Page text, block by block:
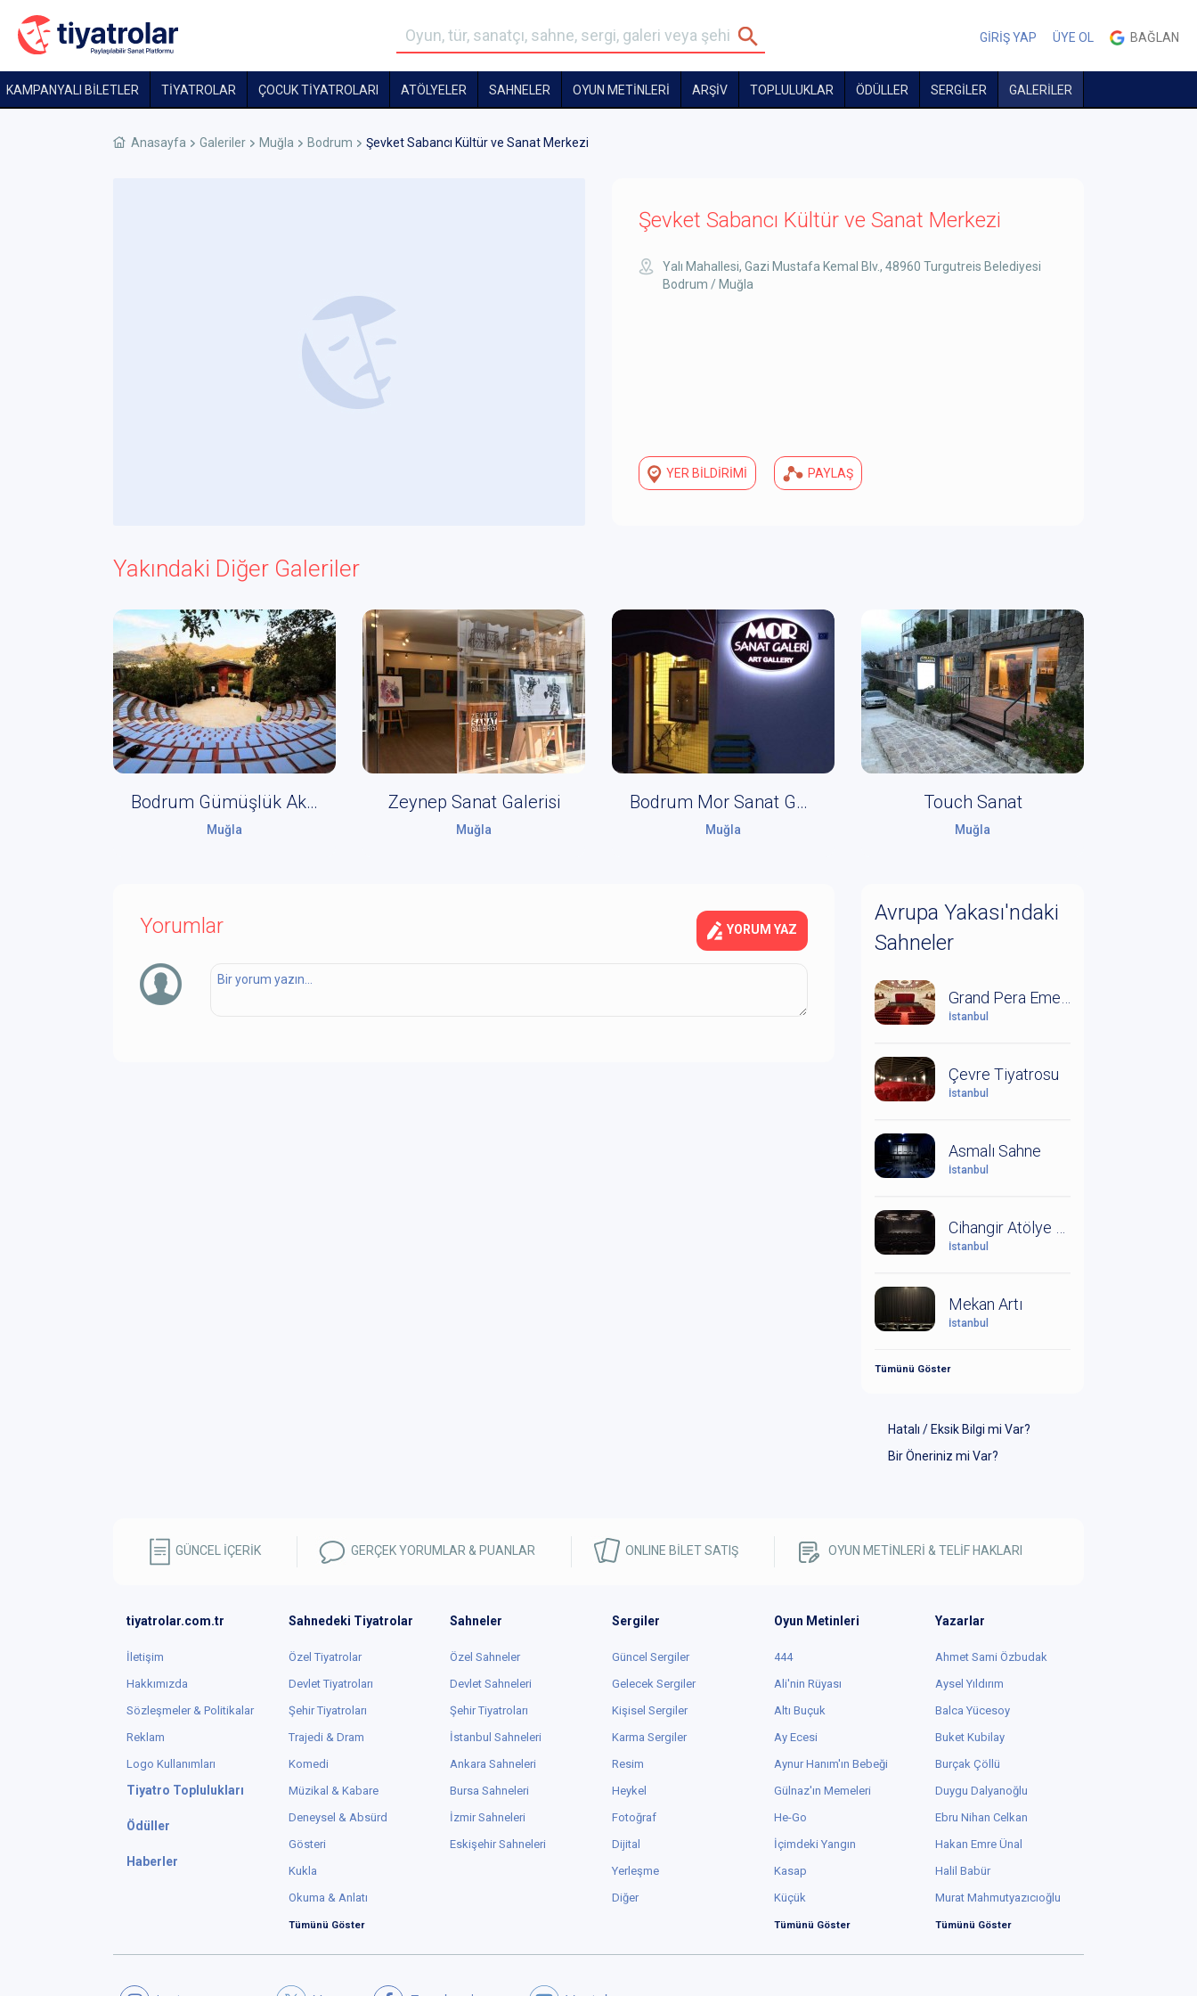
GİRİŞ YAP ÜYE OL BAĞLAN
KAMPANYALI BİLETLER TİYATROLAR ÇOCUK TIYATROLARI ATÖLYELER SAHNELER OYUN METİNLERİ ARŞİV TOPLULUKLAR ÖDÜLLER SERGİLER GALERİLER
Anasayfa Galeriler Muğla Bodrum Şevket Sabancı Kültür ve Sanat Merkezi
Şevket Sabancı Kültür ve Sanat Merkezi
Yalı Mahallesi, Gazi Mustafa Kemal Blv., 48960 Turgutreis Belediyesi
Bodrum / Muğla
YER BİLDİRİMİ PAYLAŞ
Yakındaki Diğer Galeriler
Bodrum Gümüşlük Akademisi
Muğla
Zeynep Sanat Galerisi
Muğla
Bodrum Mor Sanat Galerisi
Muğla
Touch Sanat
Muğla
Yorumlar YORUM YAZ
Avrupa Yakası'ndaki
Sahneler
İstanbul
Çevre Tiyatrosu
İstanbul
Asmalı Sahne
İstanbul
İstanbul
Mekan Artı
İstanbul
Tümünü Göster
Hatalı / Eksik Bilgi mi Var?
Bir Öneriniz mi Var?
GÜNCEL İÇERİK GERÇEK YORUMLAR & PUANLAR ONLINE BİLET SATIŞ OYUN METİNLERİ & TELİF HAKLARI
tiyatrolar.com.tr
İletişim
Hakkımızda
Sözleşmeler & Politikalar
Reklam
Logo Kullanımları
Tiyatro Toplulukları
Ödüller
Haberler
Sahnedeki Tiyatrolar
Özel Tiyatrolar
Devlet Tiyatroları
Şehir Tiyatroları
Trajedi & Dram
Komedi
Müzikal & Kabare
Deneysel & Absürd
Gösteri
Kukla
Okuma & Anlatı
Tümünü Göster
Sahneler
Özel Sahneler
Devlet Sahneleri
Şehir Tiyatroları
İstanbul Sahneleri
Ankara Sahneleri
Bursa Sahneleri
İzmir Sahneleri
Eskişehir Sahneleri
Sergiler
Güncel Sergiler
Gelecek Sergiler
Kişisel Sergiler
Karma Sergiler
Resim
Heykel
Fotoğraf
Dijital
Yerleşme
Diğer
Oyun Metinleri
444
Ali'nin Rüyası
Altı Buçuk
Ay Ecesi
Aynur Hanım'ın Bebeği
Gülnaz'ın Memeleri
He-Go
İçimdeki Yangın
Kasap
Küçük
Tümünü Göster
Yazarlar
Ahmet Sami Özbudak
Aysel Yıldırım
Balca Yücesoy
Buket Kubilay
Burçak Çöllü
Duygu Dalyanoğlu
Ebru Nihan Celkan
Hakan Emre Ünal
Halil Babür
Murat Mahmutyazıcıoğlu
Tümünü Göster